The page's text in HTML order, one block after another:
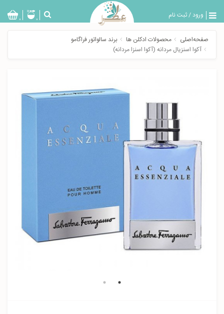
ورود/ثبت نام
بازگشت
0 0
صفحه‌اصلی محصولات ادکلن ها
برند سالواتور فراگامو
آکوا اسنزیال مردانه (آکوا اسنزا مردانه)